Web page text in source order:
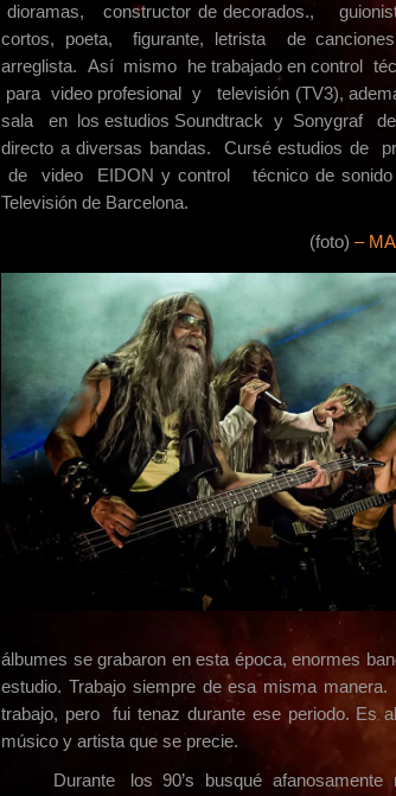
dioramas, constructor de decorados.,
cortos, poeta, figurante, letrista de
arreglista. Así mismo he trabajado en control
para video profesional y televisión (TV3),
sala en los estudios Soundtrack y Sonygraf de
directo a diversas bandas. Cursé estudios de
de video EIDON y control técnico de
Televisión de Barcelona.
(foto) –
álbumes se grabaron en esta época, enormes
estudio. Trabajo siempre de esa misma
trabajo, pero fui tenaz durante ese periodo. Es
músico y artista que se precie.
Durante los 90’s busqué afanosamente